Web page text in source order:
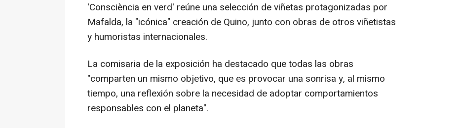
'Consciència en verd' reúne una selección de viñetas protagonizadas por
Mafalda, la "icónica" creación de Quino, junto con obras de otros viñetistas
y humoristas internacionales.
La comisaria de la exposición ha destacado que todas las obras
"comparten un mismo objetivo, que es provocar una sonrisa y, al mismo
tiempo, una reflexión sobre la necesidad de adoptar comportamientos
responsables con el planeta".